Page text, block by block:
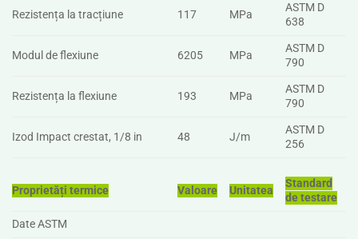
Rezistența la tracțiune 117 MPa
ASTM D
638
Modul de flexiune 6205 MPa
ASTM D
790
Rezistența la flexiune 193 MPa
ASTM D
790
Izod Impact crestat, 1/8 in 48 J/m
ASTM D
256
Proprietăți termice Valoare Unitatea
Standard
de testare
Date ASTM